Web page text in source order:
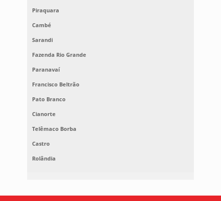
Piraquara
Cambé
Sarandi
Fazenda Rio Grande
Paranavaí
Francisco Beltrão
Pato Branco
Cianorte
Telêmaco Borba
Castro
Rolândia